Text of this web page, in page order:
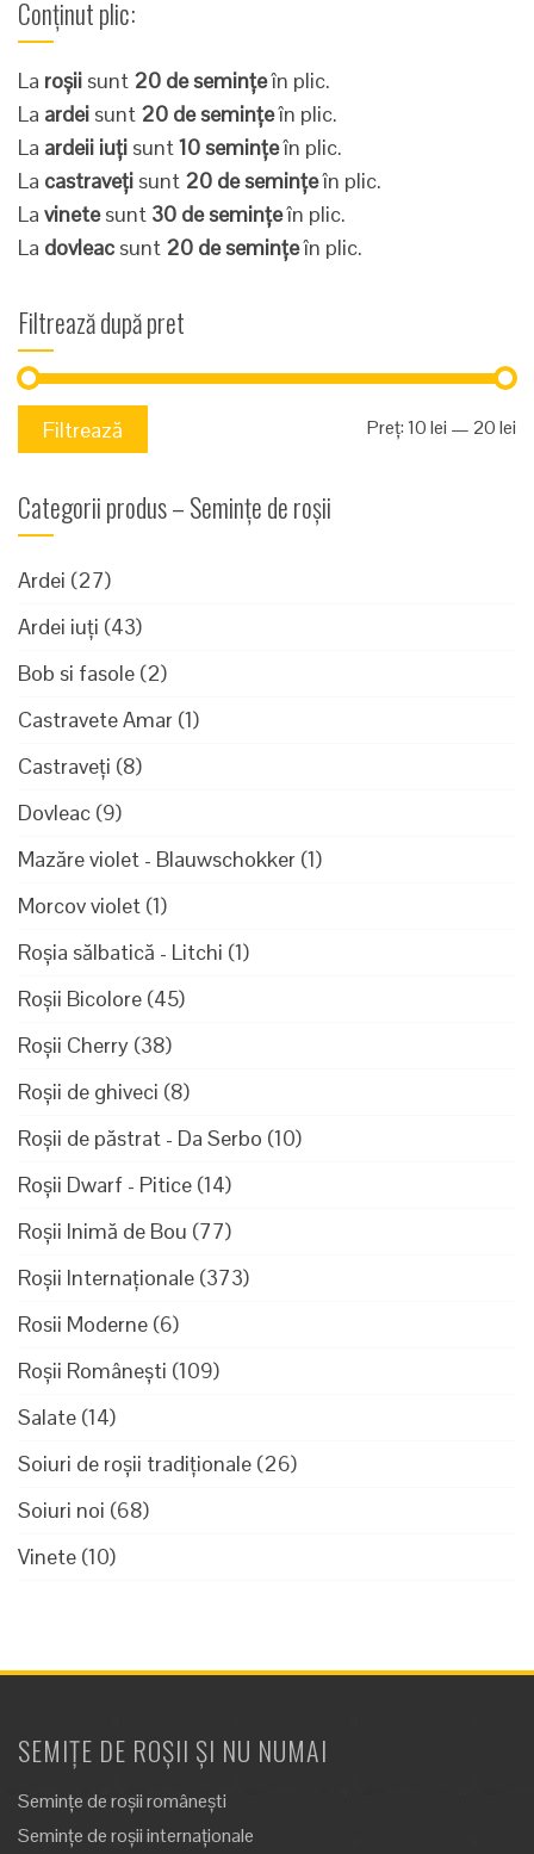
Conținut plic:
La roșii sunt 20 de semințeîn plic.
La ardei sunt 20 de semințeîn plic.
La ardeii iuți sunt10 semințeîn plic.
La castraveți sunt 20 de semințeîn plic.
La vinetesunt 30 de semințeîn plic.
La dovleac sunt 20 de semințeîn plic.
Filtrează după pret
Filtrează Preț:10 lei — 20 lei
Categorii produs – Semințe de roșii
Ardei (27)
Ardei iuți (43)
Bob si fasole (2)
Castravete Amar (1)
Castraveți (8)
Dovleac (9)
Mazăre violet - Blauwschokker (1)
Morcov violet (1)
Roșia sălbatică - Litchi (1)
Roșii Bicolore (45)
Roșii Cherry (38)
Roșii de ghiveci (8)
Roșii de păstrat - Da Serbo (10)
Roșii Dwarf - Pitice (14)
Roșii Inimă de Bou (77)
Roșii Internaționale (373)
Rosii Moderne (6)
Roșii Românești (109)
Salate (14)
Soiuri de roșii tradiționale (26)
Soiuri noi (68)
Vinete (10)
SEMIȚE DE ROȘII ȘI NU NUMAI
Semințe de roșii românești
Semințe de roșii internaționale